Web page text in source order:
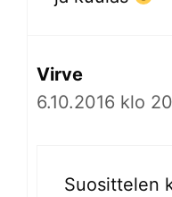
Virve
6.10.2016 klo
Suosittelen